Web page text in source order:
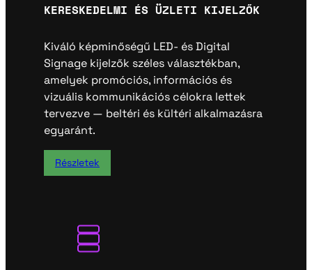
KERESKEDELMI ÉS ÜZLETI KIJELZŐK
Kiváló képminőségű LED- és Digital
Signage kijelzők széles választékban,
amelyek promóciós, információs és
vizuális kommunikációs célokra lettek
tervezve — beltéri és kültéri alkalmazásra
egyaránt.
Részletek